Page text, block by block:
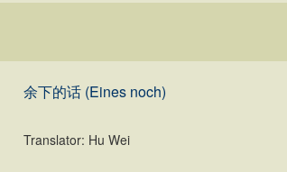
余下的话 (Eines noch)
Translator: Hu Wei